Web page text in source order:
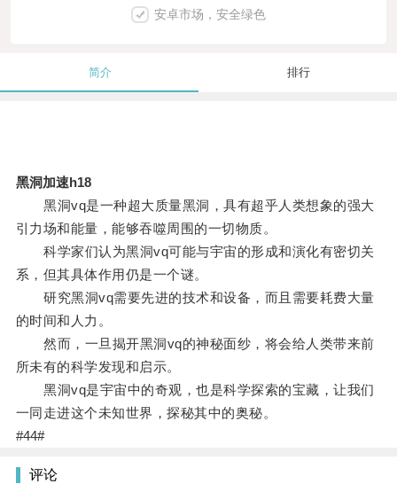
安卓市场，安全绿色
简介 排行
黑洞加速h18
黑洞vq是一种超大质量黑洞，具有超乎人类想象的强大
引力场和能量，能够吞噬周围的一切物质。
科学家们认为黑洞vq可能与宇宙的形成和演化有密切关
系，但其具体作用仍是一个谜。
研究黑洞vq需要先进的技术和设备，而且需要耗费大量
的时间和人力。
然而，一旦揭开黑洞vq的神秘面纱，将会给人类带来前
所未有的科学发现和启示。
黑洞vq是宇宙中的奇观，也是科学探索的宝藏，让我们
一同走进这个未知世界，探秘其中的奥秘。
#44#
评论